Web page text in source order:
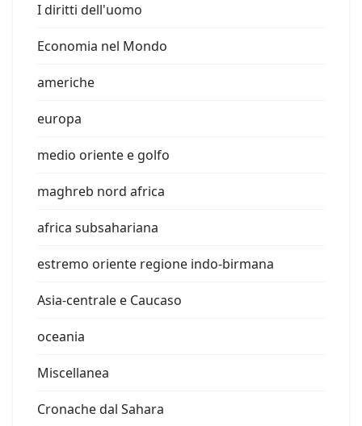
I diritti dell'uomo
Economia nel Mondo
americhe
europa
medio oriente e golfo
maghreb nord africa
africa subsahariana
estremo oriente regione indo-birmana
Asia-centrale e Caucaso
oceania
Miscellanea
Cronache dal Sahara